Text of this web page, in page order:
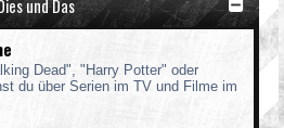
und Das
Dead", "Harry Potter" oder
du über Serien im TV und Filme im